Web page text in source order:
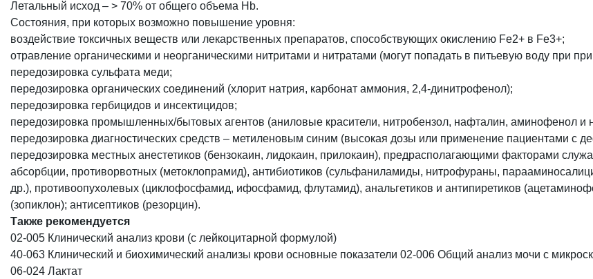
Летальный исход – > 70% от общего объема Hb.
Состояния, при которых возможно повышение уровня:
воздействие токсичных веществ или лекарственных препаратов, способствующих окислению Fe2+ в Fe3+;
отравление органическими и неорганическими нитритами и нитратами (могут попадать в питьевую воду при
передозировка сульфата меди;
передозировка органических соединений (хлорит натрия, карбонат аммония, 2,4-динитрофенол);
передозировка гербицидов и инсектицидов;
передозировка промышленных/бытовых агентов (аниловые красители, нитробензол, нафталин, аминофенол и
передозировка диагностических средств – метиленовым синим (высокая дозы или применение пациентами с
передозировка местных анестетиков (бензокаин, лидокаин, прилокаин), предрасполагающими факторами
абсорбции, противорвотных (метоклопрамид), антибиотиков (сульфаниламиды, нитрофураны,
др.), противоопухолевых (циклофосфамид, ифосфамид, флутамид), анальгетиков и антипиретиков
(зопиклон); антисептиков (резорцин).
Также рекомендуется
02-005 Клинический анализ крови (с лейкоцитарной формулой)
40-063 Клинический и биохимический анализы крови основные показатели 02-006 Общий анализ мочи с
06-024 Лактат